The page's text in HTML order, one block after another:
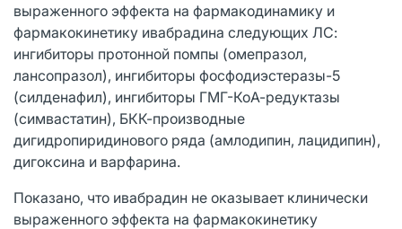
выраженного эффекта на фармакодинамику и
фармакокинетику ивабрадина следующих ЛС:
ингибиторы протонной помпы (омепразол,
лансопразол), ингибиторы фосфодиэстеразы-5
(силденафил), ингибиторы ГМГ-КоА-редуктазы
(симвастатин), БКК-производные
дигидропиридинового ряда (амлодипин, лацидипин),
дигоксина и варфарина.
Показано, что ивабрадин не оказывает клинически
выраженного эффекта на фармакокинетику